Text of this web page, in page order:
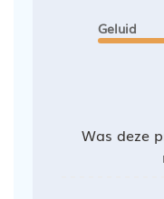
Geluid
Was deze